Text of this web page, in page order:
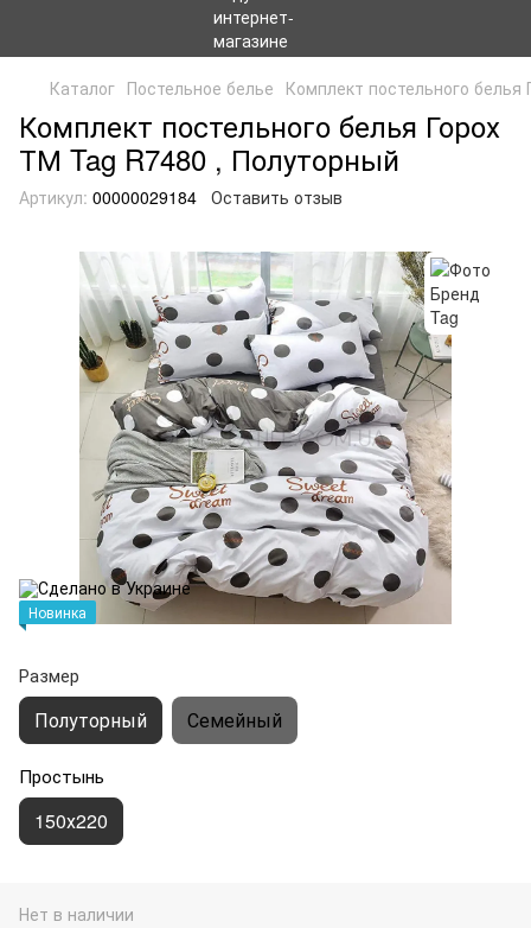
Каталог Постельное белье Комплект постельного
Комплект постельного белья Горох
ТМ Tag R7480 , Полуторный
Артикул: 00000029184 Оставить отзыв
Новинка
Размер
Полуторный Семейный
Простынь
150х220
Нет в наличии